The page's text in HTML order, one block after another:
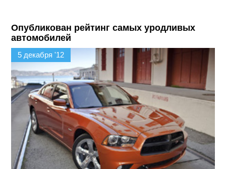
Опубликован рейтинг самых уродливых
автомобилей
5 декабря '12